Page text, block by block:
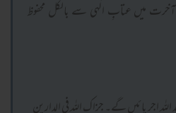
میں عتابِ الٰہی سے بالکل محفوظ